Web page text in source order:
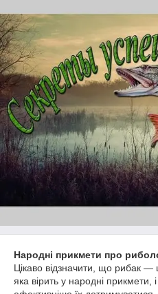
Народні прикмети про
Цікаво відзначити, що рибак
яка вірить у народні прикмети,